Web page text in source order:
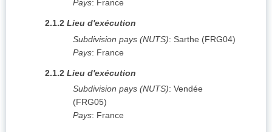
Pays: France
2.1.2 Lieu d'exécution
Subdivision pays (NUTS): Sarthe (FRG04)
Pays: France
2.1.2 Lieu d'exécution
Subdivision pays (NUTS): Vendée
(FRG05)
Pays: France